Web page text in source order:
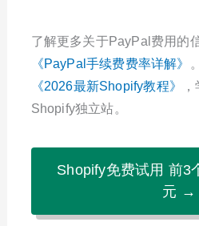
了解更多关于PayPal费用的
《PayPal手续费费率详解》
《2026最新Shopify教程》
Shopify独立站。
Shopify免费试用 前3
元 →